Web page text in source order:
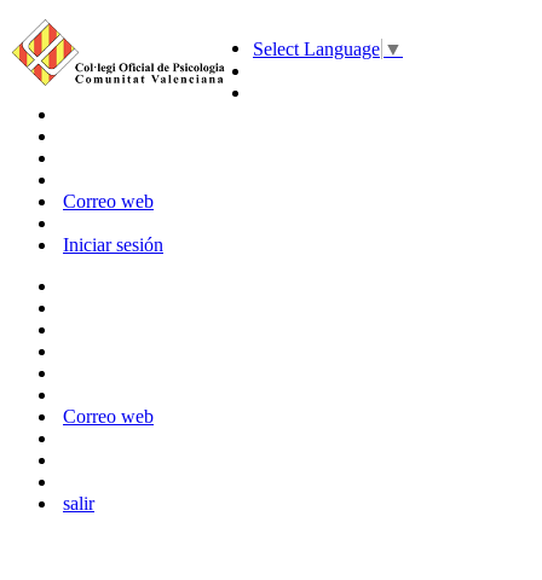
Select Language ▼
Correo web
Iniciar sesión
Correo web
salir